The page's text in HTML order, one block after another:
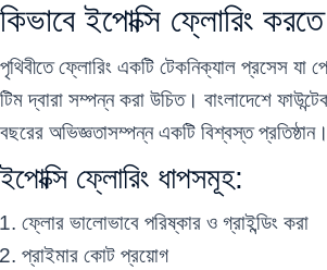
কিভাবে ইপোক্সি ফ্লোরিং
পৃথিবীতে ফ্লোরিং একটি টেকনিক্যাল প্রসেস যা
টিম দ্বারা সম্পন্ন করা উচিত। বাংলাদেশে
বছরের অভিজ্ঞতাসম্পন্ন একটি বিশ্বস্ত প্রতিষ্ঠান।
ইপোক্সি ফ্লোরিং ধাপসমূহ:
ফ্লোর ভালোভাবে পরিষ্কার ও গ্রাইন্ডিং করা
প্রাইমার কোট প্রয়োগ